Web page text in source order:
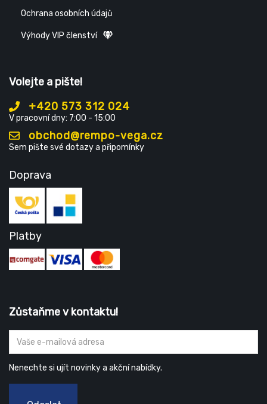
Ochrana osobních údajů
Výhody VIP členství
Volejte a pište!
+420 573 312 024
V pracovní dny: 7:00 - 15:00
obchod@rempo-vega.cz
Sem pište své dotazy a připomínky
Doprava
Platby
Zůstaňme v kontaktu!
Nenechte si ujít novinky a akční nabídky.